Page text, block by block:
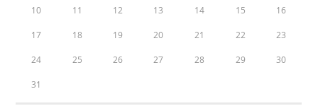
10 11 12 13 14 15 16
17 18 19 20 21 22 23
24 25 26 27 28 29 30
31